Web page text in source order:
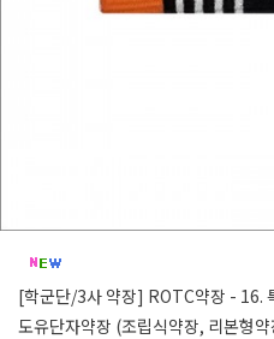
[학군단/3사 약장] ROTC약장 - 16.
도유단자약장 (조립식약장, 리본형